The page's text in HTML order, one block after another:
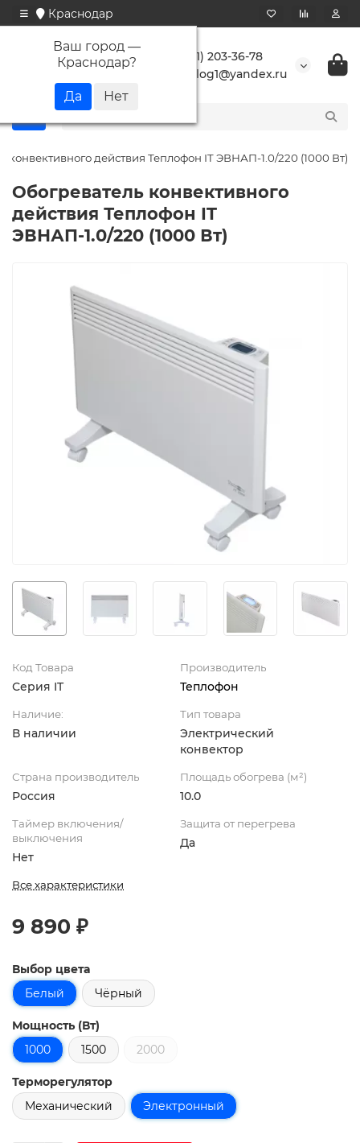
Краснодар
Ваш город —
Краснодар?
+7 (861) 203-36-78
buranlog1@yandex.ru
конвективного действия Теплофон IT ЭВНАП-1.0/220 (1000 Вт)
Обогреватель конвективного
действия Теплофон IT
ЭВНАП-1.0/220 (1000 Вт)
Код Товара
Серия IT
Производитель
Теплофон
Наличие:
В наличии
Тип товара
Электрический
конвектор
Страна производитель
Россия
Площадь обогрева (м²)
10.0
Таймер включения/
выключения
Нет
Защита от перегрева
Да
Все характеристики
9 890 ₽
Выбор цвета
Белый
Чёрный
Мощность (Вт)
1000
1500 2000
Терморегулятор
Механический
Электронный